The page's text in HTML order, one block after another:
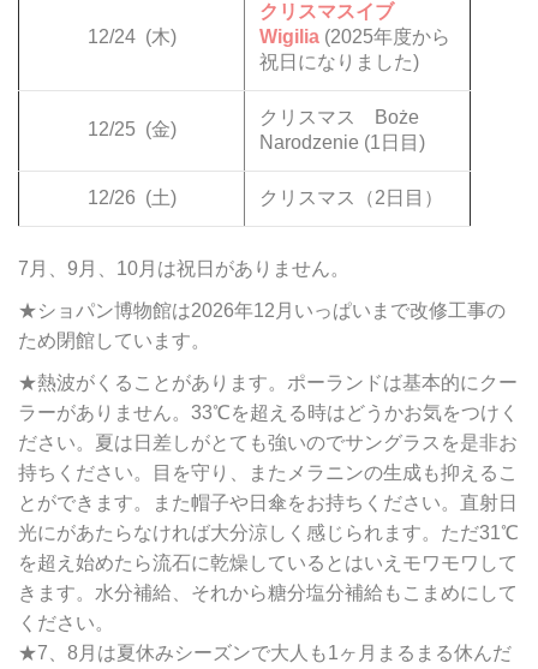
12/24 (木)
クリスマスイブ
Wigilia (2025年度から
祝日になりました)
12/25 (金)
クリスマス Boże
Narodzenie (1日目)
12/26 (土) クリスマス（2日目）
7月、9月、10月は祝日がありません。
★ショパン博物館は2026年12月いっぱいまで改修工事の
ため閉館しています。
★熱波がくることがあります。ポーランドは基本的にクー
ラーがありません。33℃を超える時はどうかお気をつけく
ださい。夏は日差しがとても強いのでサングラスを是非お
持ちください。目を守り、またメラニンの生成も抑えるこ
とができます。また帽子や日傘をお持ちください。直射日
光にがあたらなければ大分涼しく感じられます。ただ31℃
を超え始めたら流石に乾燥しているとはいえモワモワして
きます。水分補給、それから糖分塩分補給もこまめにして
ください。
★7、8月は夏休みシーズンで大人も1ヶ月まるまる休んだ